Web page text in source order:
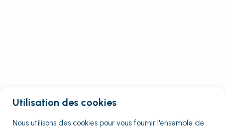
Utilisation des cookies
Nous utilisons des cookies pour vous fournir l'ensemble de